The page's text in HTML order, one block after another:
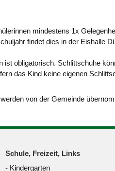
mindestens 1x
findet dies in der Eishalle
ist obligatorisch. Schlittschuhe
das Kind keine eigenen
von der Gemeinde
Schule, Freizeit, Links
- Kindergarten